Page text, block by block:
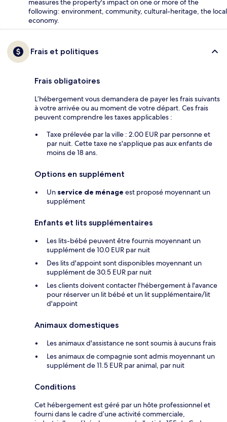
measures the property's impact on one or more of the
following: environment, community, cultural-heritage, the local
economy.
Frais et politiques
Frais obligatoires
L’hébergement vous demandera de payer les frais suivants
à votre arrivée ou au moment de votre départ. Ces frais
peuvent comprendre les taxes applicables :
Taxe prélevée par la ville : 2.00 EUR par personne et
par nuit. Cette taxe ne s'applique pas aux enfants de
moins de 18 ans.
Options en supplément
Un service de ménage est proposé moyennant un
supplément
Enfants et lits supplémentaires
Les lits-bébé peuvent être fournis moyennant un
supplément de 10.0 EUR par nuit
Des lits d'appoint sont disponibles moyennant un
supplément de 30.5 EUR par nuit
Les clients doivent contacter l'hébergement à l'avance
pour réserver un lit bébé et un lit supplémentaire/lit
d'appoint
Animaux domestiques
Les animaux d'assistance ne sont soumis à aucuns frais
Les animaux de compagnie sont admis moyennant un
supplément de 11.5 EUR par animal, par nuit
Conditions
Cet hébergement est géré par un hôte professionnel et
fourni dans le cadre d’une activité commerciale,